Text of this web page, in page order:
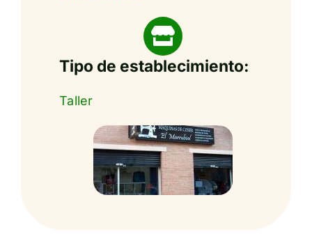
Tipo de establecimiento:
Taller